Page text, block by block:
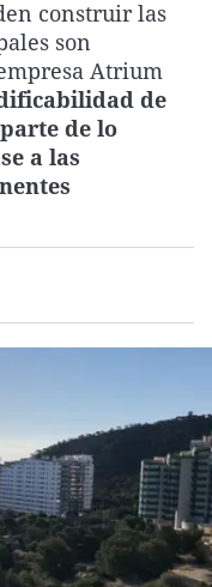
La rosa de los vientos
Gente viajera
Como el perro y el
Caso
Retornados
Equipo de
Operación Viuda
Extremadura
Galicia
La Rioja
Navarra
País Vasco
Virales
Televisión
Elecciones
construir las
son
Atrium
de
de lo
a las